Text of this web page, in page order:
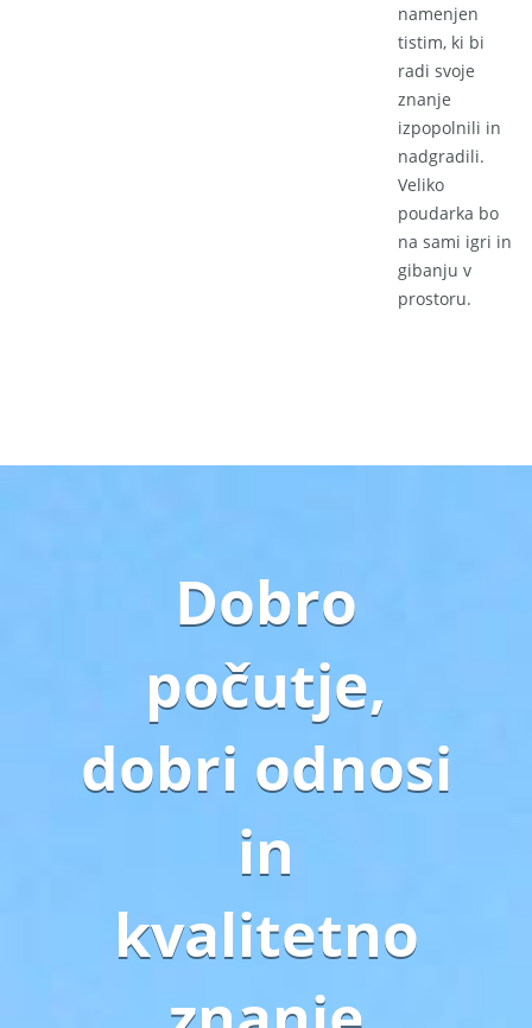
namenjen
tistim, ki bi
radi svoje
znanje
izpopolnili in
nadgradili.
Veliko
poudarka bo
na sami igri in
gibanju v
prostoru.
Dobro
počutje,
dobri odnosi
in
kvalitetno